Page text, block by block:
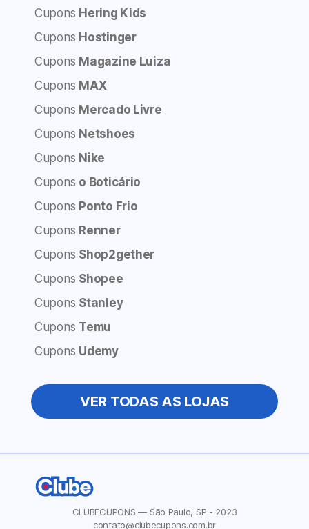
Cupons Hering Kids
Cupons Hostinger
Cupons Magazine Luiza
Cupons MAX
Cupons Mercado Livre
Cupons Netshoes
Cupons Nike
Cupons o Boticário
Cupons Ponto Frio
Cupons Renner
Cupons Shop2gether
Cupons Shopee
Cupons Stanley
Cupons Temu
Cupons Udemy
VER TODAS AS LOJAS
CLUBECUPONS — São Paulo, SP - 2023
contato@clubecupons.com.br